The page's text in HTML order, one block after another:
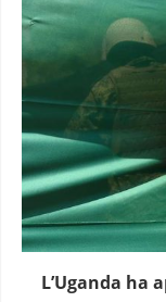
L’Uganda ha